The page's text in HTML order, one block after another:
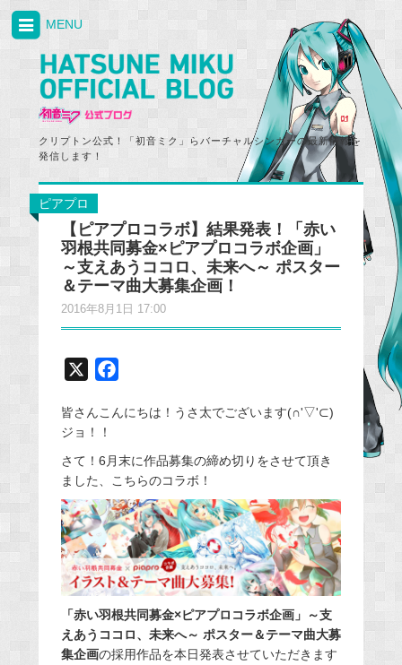
クリプトン公式！「初音ミク」らバーチャルシンガーの最新情報を
発信します！
MENU
ピアプロ
【ピアプロコラボ】結果発表！「赤い
羽根共同募金×ピアプロコラボ企画」
～支えあうココロ、未来へ～ ポスター
＆テーマ曲大募集企画！
2016年8月1日 17:00
c
b
o
o
k
皆さんこんにちは！うさ太でございます(∩'▽'⊂)
ジョ！！
さて！6月末に作品募集の締め切りをさせて頂き
ました、こちらのコラボ！
「赤い羽根共同募金×ピアプロコラボ企画」～支
えあうココロ、未来へ～ ポスター＆テーマ曲大募
集企画の採用作品を本日発表させていただきます